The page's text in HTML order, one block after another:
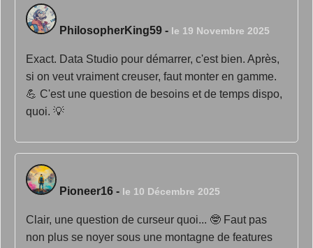
PhilosopherKing59 - le 19 Novembre 2025
Exact. Data Studio pour démarrer, c'est bien. Après,
si on veut vraiment creuser, faut monter en gamme.
💪 C'est une question de besoins et de temps dispo,
quoi. 💡
Pioneer16 - le 10 Décembre 2025
Clair, une question de curseur quoi... 🤓 Faut pas
non plus se noyer sous une montagne de features